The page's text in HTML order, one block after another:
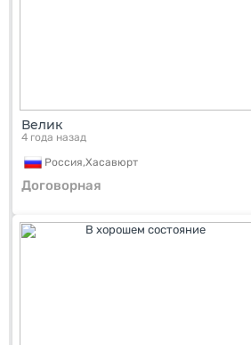
Велик
4 года назад
Россия,Хасавюрт
Договорная